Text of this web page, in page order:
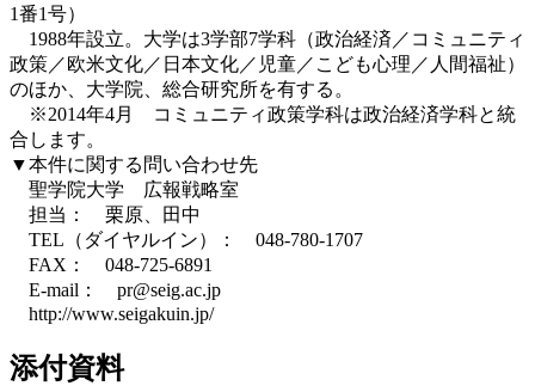
1番1号）
1988年設立。大学は3学部7学科（政治経済／コミュニティ
政策／欧米文化／日本文化／児童／こども心理／人間福祉）
のほか、大学院、総合研究所を有する。
※2014年4月 コミュニティ政策学科は政治経済学科と統
合します。
▼本件に関する問い合わせ先
聖学院大学 広報戦略室
担当： 栗原、田中
TEL（ダイヤルイン）： 048-780-1707
FAX： 048-725-6891
E-mail： pr@seig.ac.jp
http://www.seigakuin.jp/
添付資料